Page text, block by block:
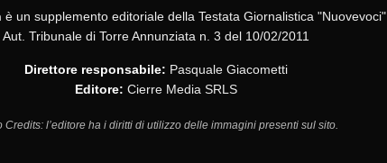
è un supplemento editoriale della Testata Giornalistica "Nuovevoci"
Aut. Tribunale di Torre Annunziata n. 3 del 10/02/2011
Direttore responsabile: Pasquale Giacometti
Editore: Cierre Media SRLS
Credits: l’editore ha i diritti di utilizzo delle immagini presenti sul sito.